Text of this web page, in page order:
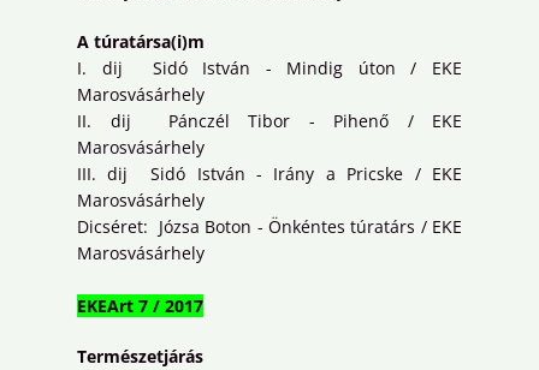
A túratársa(i)m
I. dij Sidó István - Mindig úton / EKE
Marosvásárhely
II. dij Pánczél Tibor - Pihenő / EKE
Marosvásárhely
III. dij Sidó István - Irány a Pricske / EKE
Marosvásárhely
Dicséret: Józsa Boton - Önkéntes túratárs / EKE
Marosvásárhely
EKEArt 7 / 2017
Természetjárás